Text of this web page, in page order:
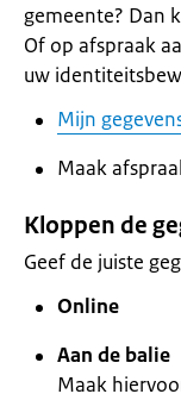
gemeente? Dan
Of op afspraak
uw
Mijn
Maak
Kloppen de
Geef de juiste
Online
Aan de balie
Maak